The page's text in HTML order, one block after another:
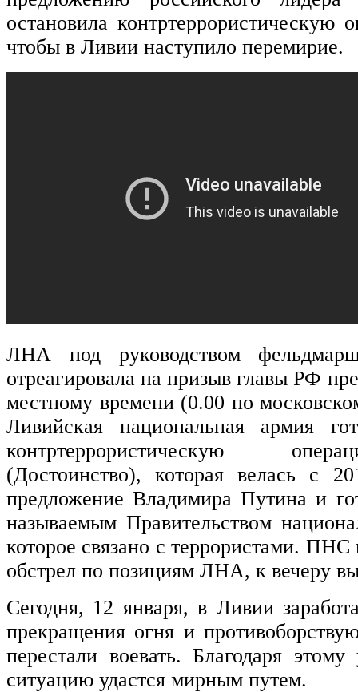
остановила контртеррористическую
чтобы в Ливии наступило перемирие.
ЛНА под руководством
отреагировала на призыв главы РФ
местному времени (0.00 по
Ливийская национальная армия
контртеррористическую
(Достоинство), которая велась с
предложение Владимира Путина и
называемым Правительством
которое связано с террористами. ПНС
обстрел по позициям ЛНА, к вечеру
Сегодня, 12 января, в Ливии
прекращения огня и
перестали воевать. Благодаря
ситуацию удастся мирным путем.